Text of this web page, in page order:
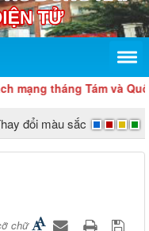
tháng Tám và Quốc
đổi màu sắc
chữ